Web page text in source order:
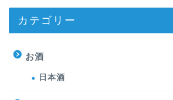
カテゴリー
お酒
日本酒